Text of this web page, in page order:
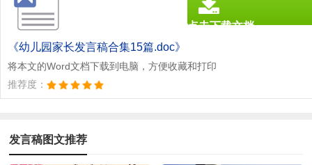
《幼儿园家长发言稿合集15篇.doc》
将本文的Word文档下载到电脑，方便收藏和打印
推荐度：
点击下载文档
发言稿图文推荐